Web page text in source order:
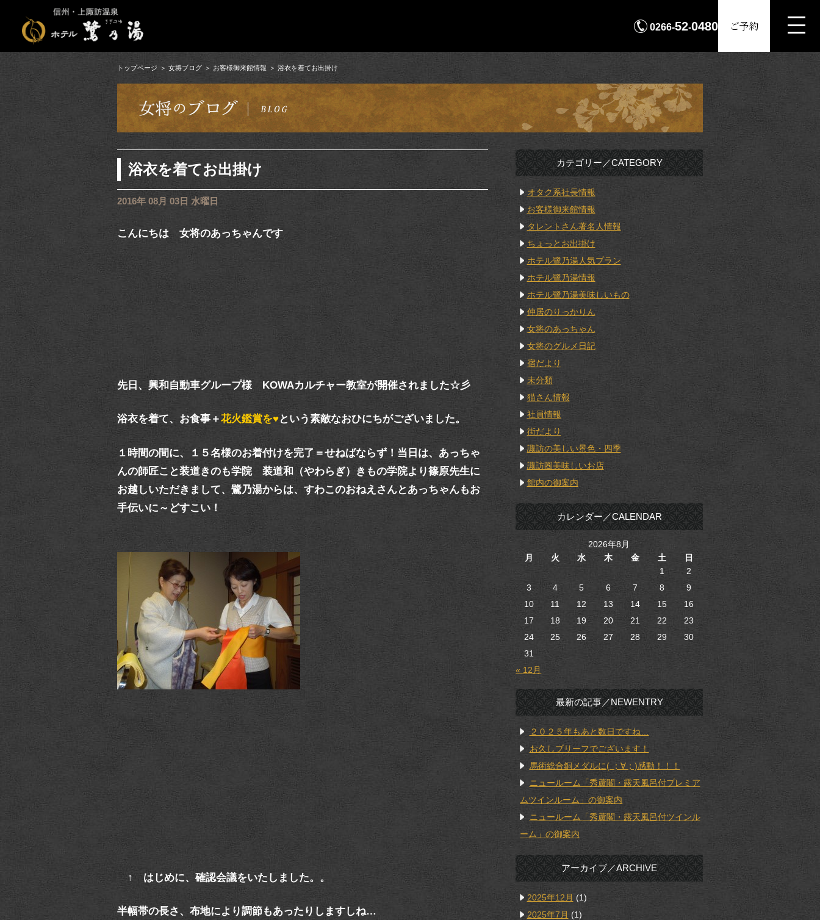
0266-52-0480 ご予約
トップページ 女将ブログ お客様御来館情報 浴衣を着てお出掛け
浴衣を着てお出掛け
2016年 08月 03日 水曜日
こんにちは 女将のあっちゃんです
先日、興和自動車グループ様 KOWAカルチャー教室が開催されました☆彡
浴衣を着て、お食事＋花火鑑賞を♥という素敵なおひにちがございました。
１時間の間に、１５名様のお着付けを完了＝せねばならず！当日は、あっちゃ
んの師匠こと装道きのも学院 装道和（やわらぎ）きもの学院より篠原先生に
お越しいただきまして、鷺乃湯からは、すわこのおねえさんとあっちゃんもお
手伝いに～どすこい！
↑ はじめに、確認会議をいたしました。。
半幅帯の長さ、布地により調節もあったりしますしね…
カテゴリー／CATEGORY
オタク系社長情報
お客様御来館情報
タレントさん著名人情報
ちょっとお出掛け
ホテル鷺乃湯人気プラン
ホテル鷺乃湯情報
ホテル鷺乃湯美味しいもの
仲居のりっかりん
女将のあっちゃん
女将のグルメ日記
宿だより
未分類
猫さん情報
社員情報
街だより
諏訪の美しい景色・四季
諏訪圏美味しいお店
館内の御案内
カレンダー／CALENDAR
2026年8月
月
火 水 木 金 土
日
1
2
3
4 5 6 7 8
9
10
11 12 13 14 15
16
17
18 19 20 21 22
23
24
25 26 27 28 29
30
31
« 12月
最新の記事／NEWENTRY
２０２５年もあと数日ですね…
お久しブリーフでございます！
馬術総合銅メダルに( ；∀；)感動！！！
ニュールーム「秀蘆閣・露天風呂付プレミア
ムツインルーム」の御案内
ニュールーム「秀蘆閣・露天風呂付ツインル
ーム」の御案内
アーカイブ／ARCHIVE
2025年12月 (1)
2025年7月 (1)